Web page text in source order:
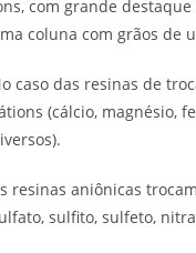
com grande
coluna com grãos de
caso das resinas de
(cálcio, magnésio,
resinas aniônicas
sulfito, sulfeto,